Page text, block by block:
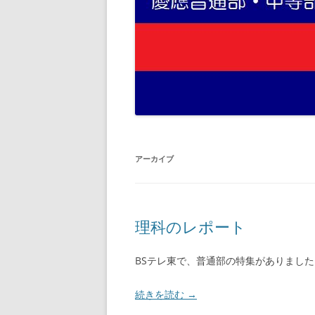
アーカイブ
理科のレポート
BSテレ東で、普通部の特集がありまし
続きを読む →